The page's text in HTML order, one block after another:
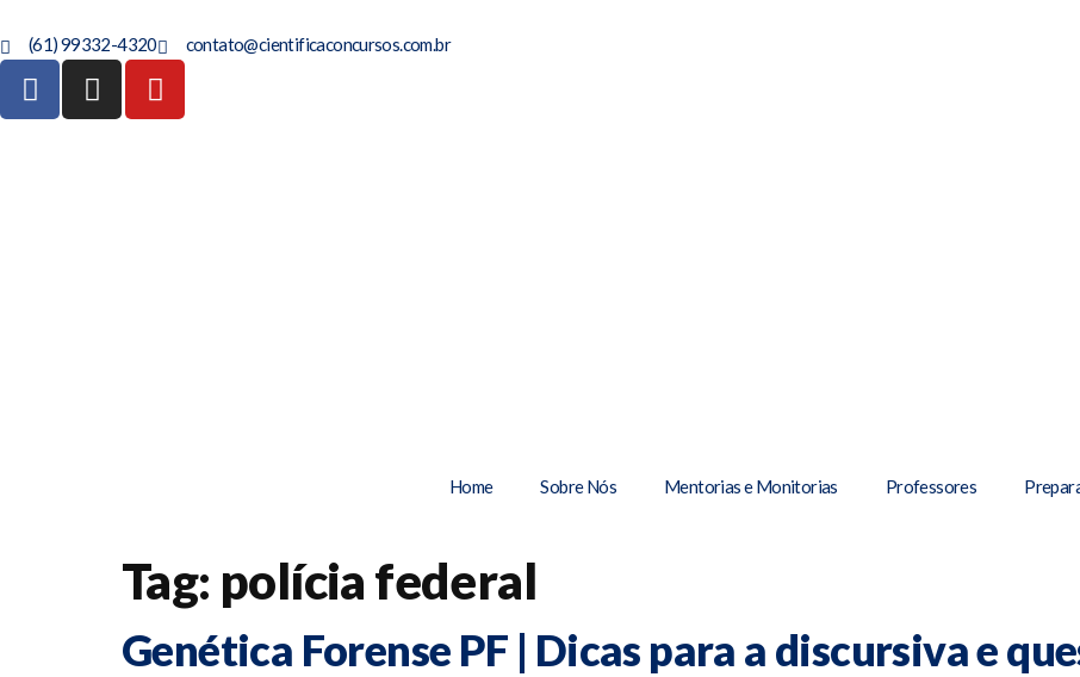
(61) 99332-4320 contato@cientificaconcursos.com.br
Home Sobre Nós Mentorias e Monitorias Professores
Tag: polícia federal
Genética Forense PF | Dicas para a discursiva e